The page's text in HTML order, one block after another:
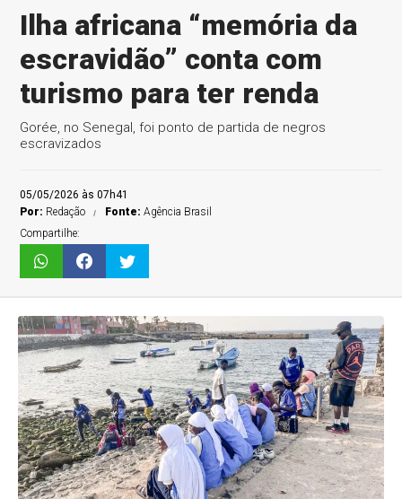
Ilha africana “memória da
escravidão” conta com
turismo para ter renda
Gorée, no Senegal, foi ponto de partida de negros
escravizados
05/05/2026 às 07h41
Por: Redação Fonte:Agência Brasil
Compartilhe: